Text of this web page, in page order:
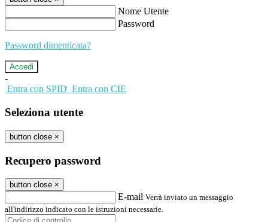
Nome Utente
Password
Password dimenticata?
-
Entra con SPID Entra con CIE
Seleziona utente
button close ×
Recupero password
button close ×
E-mail Verrà inviato un messaggio
all'indirizzo indicato con le istruzioni necessarie.